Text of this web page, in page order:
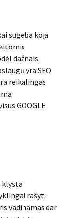
sugeba koja
dažnais
yra SEO
reikalingas
GOOGLE
klysta
rašyti
vadinamas dar